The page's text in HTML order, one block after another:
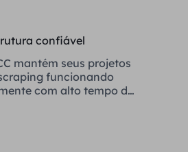
confiável
mantém seus projetos
funcionando
com alto tempo de